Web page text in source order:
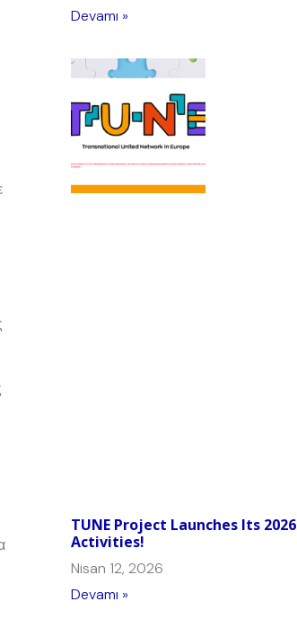
Devamı »
TUNE Project Launches Its 2026
Activities!
Nisan 12, 2026
Devamı »